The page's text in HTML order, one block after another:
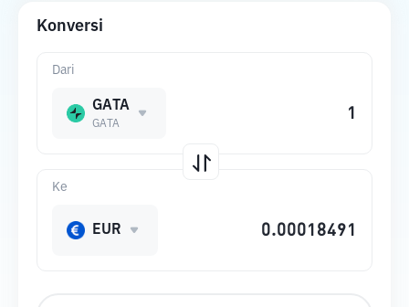
Konversi
Dari
GATA
GATA
Ke
EUR